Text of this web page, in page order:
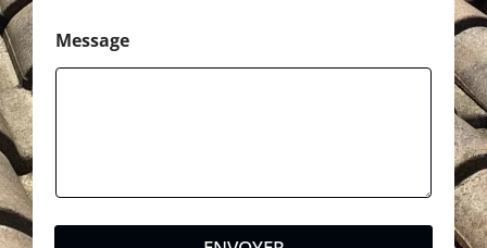
Message